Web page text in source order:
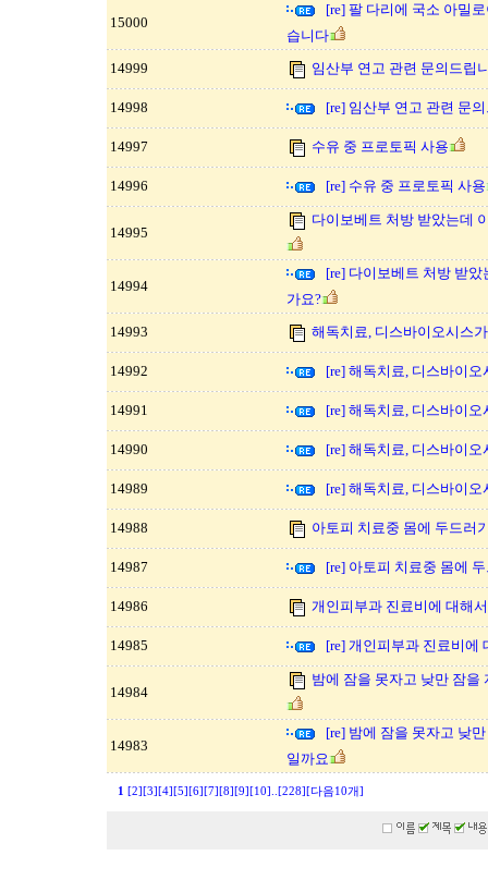
15000
[re] 팔 다리에 국소 아밀
습니다
14999
임산부 연고 관련 문의드립
14998 [re] 임산부 연고 관련 문
14997 수유 중 프로토픽 사용
14996 [re] 수유 중 프로토픽 사용
14995
다이보베트 처방 받았는데
14994
[re] 다이보베트 처방 받
가요?
14993
해독치료, 디스바이오시스
14992 [re] 해독치료, 디스바이오
14991 [re] 해독치료, 디스바이오
14990 [re] 해독치료, 디스바이오
14989 [re] 해독치료, 디스바이오
14988 아토피 치료중 몸에 두드러
14987 [re] 아토피 치료중 몸에
14986 개인피부과 진료비에 대해
14985 [re] 개인피부과 진료비에
14984
밤에 잠을 못자고 낮만 잠을
14983
[re] 밤에 잠을 못자고 낮
일까요
1 [2] [3] [4] [5] [6] [7] [8] [9] [10] [228] [다음10개]